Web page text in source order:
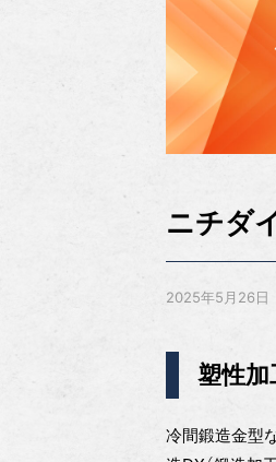
ニチダ
2025年5月26日
塑性
冷間鍛造金型